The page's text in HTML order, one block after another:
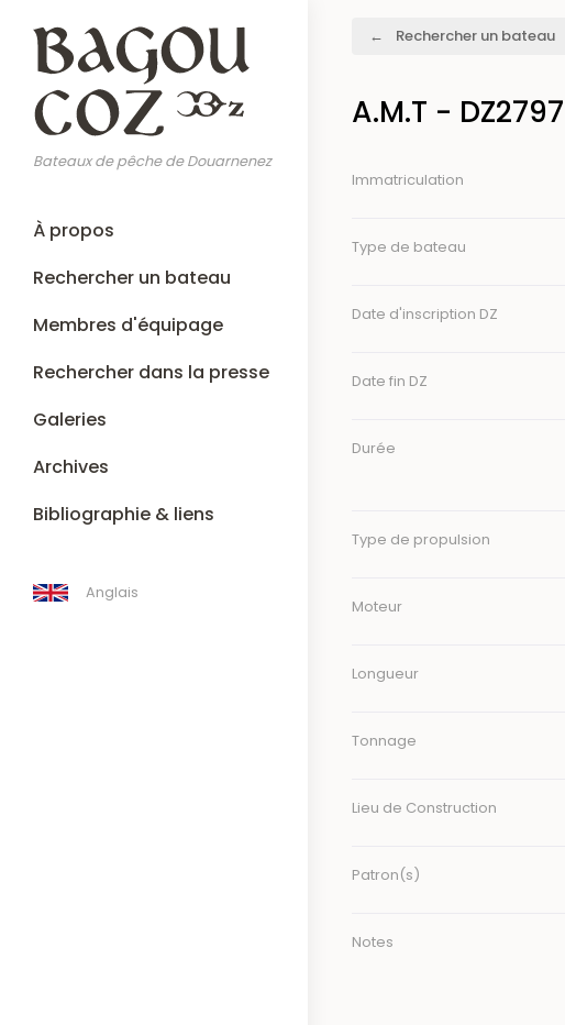
contenu
principal
Bateaux de pêche de Douarnenez
Main
navigation
À propos
Rechercher un bateau
Membres d'équipage
Rechercher dans la presse
Galeries
Archives
Bibliographie & liens
Anglais
Rechercher un bateau
A.M.T - DZ2797
Immatriculation
Type de bateau
Date d'inscription DZ
Date fin DZ
Durée
Type de propulsion
Moteur
Longueur
Tonnage
Lieu de Construction
Patron(s)
Notes